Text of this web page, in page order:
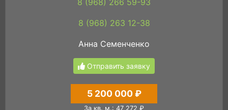
8 (968) 266 59-93
8 (968) 263 12-38
Анна Семенченко
Отправить заявку
5 200 000 ₽
За кв. м.: 47 272 ₽